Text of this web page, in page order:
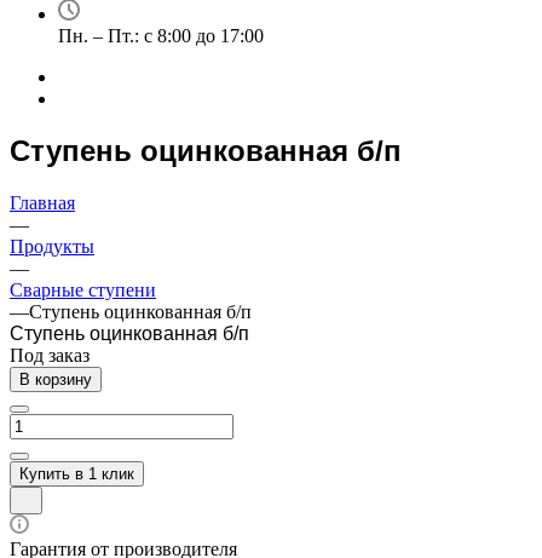
Пн. – Пт.: с 8:00 до 17:00
Ступень оцинкованная б/п
Главная
—
Продукты
—
Сварные ступени
—Ступень оцинкованная б/п
Ступень оцинкованная б/п
Под заказ
В корзину
Купить в 1 клик
Гарантия от производителя